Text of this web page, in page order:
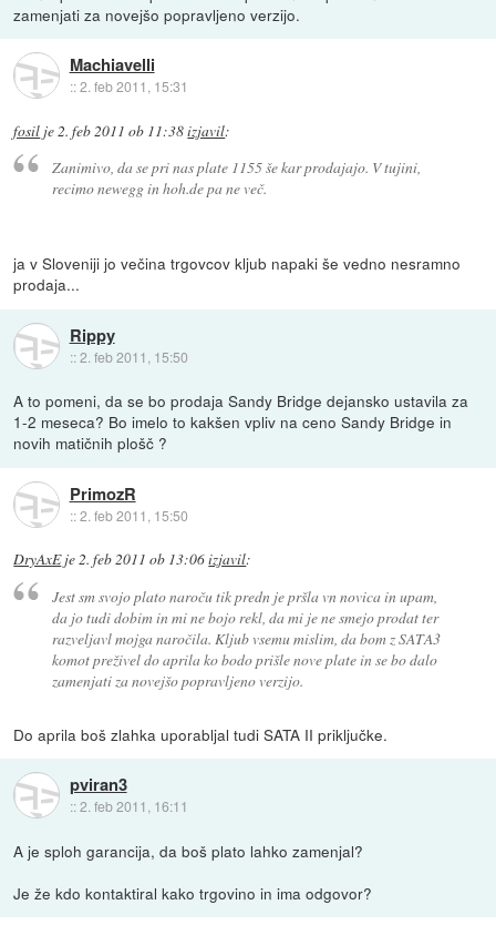
zamenjati za novejšo popravljeno verzijo.
Machiavelli
::2. feb 2011, 15:31
fosil je2. feb 2011 ob 11:38izjavil:
Zanimivo, da se pri nas plate 1155 še kar prodajajo. V tujini,
recimo newegg in hoh.de pa ne več.
ja v Sloveniji jo večina trgovcov kljub napaki še vedno nesramno
prodaja...
Rippy
::2. feb 2011, 15:50
A to pomeni, da se bo prodaja Sandy Bridge dejansko ustavila za
1-2 meseca? Bo imelo to kakšen vpliv na ceno Sandy Bridge in
novih matičnih plošč ?
PrimozR
::2. feb 2011, 15:50
DryAxEje2. feb 2011 ob 13:06izjavil:
Jest sm svojo plato naroču tik predn je pršla vn novica in upam,
da jo tudi dobim in mi ne bojo rekl, da mi je ne smejo prodat ter
razveljavl mojga naročila. Kljub vsemu mislim, da bom z SATA3
komot preživel do aprila ko bodo prišle nove plate in se bo dalo
zamenjati za novejšo popravljeno verzijo.
Do aprila boš zlahka uporabljal tudi SATA II priključke.
pviran3
::2. feb 2011, 16:11
A je sploh garancija, da boš plato lahko zamenjal?
Je že kdo kontaktiral kako trgovino in ima odgovor?